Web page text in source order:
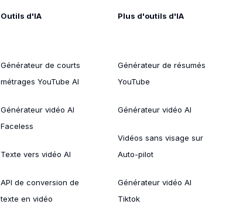
Outils d'IA
Générateur de courts
métrages YouTube AI
Générateur vidéo AI
Faceless
Texte vers vidéo AI
API de conversion de
texte en vidéo
Plus d'outils d'IA
Générateur de résumés
YouTube
Générateur vidéo AI
Vidéos sans visage sur
Auto-pilot
Générateur vidéo AI
Tiktok